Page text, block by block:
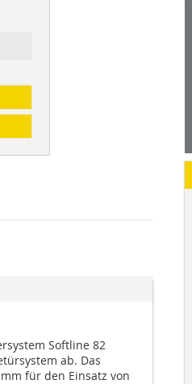
Softline 82
ab. Das
für den Einsatz von